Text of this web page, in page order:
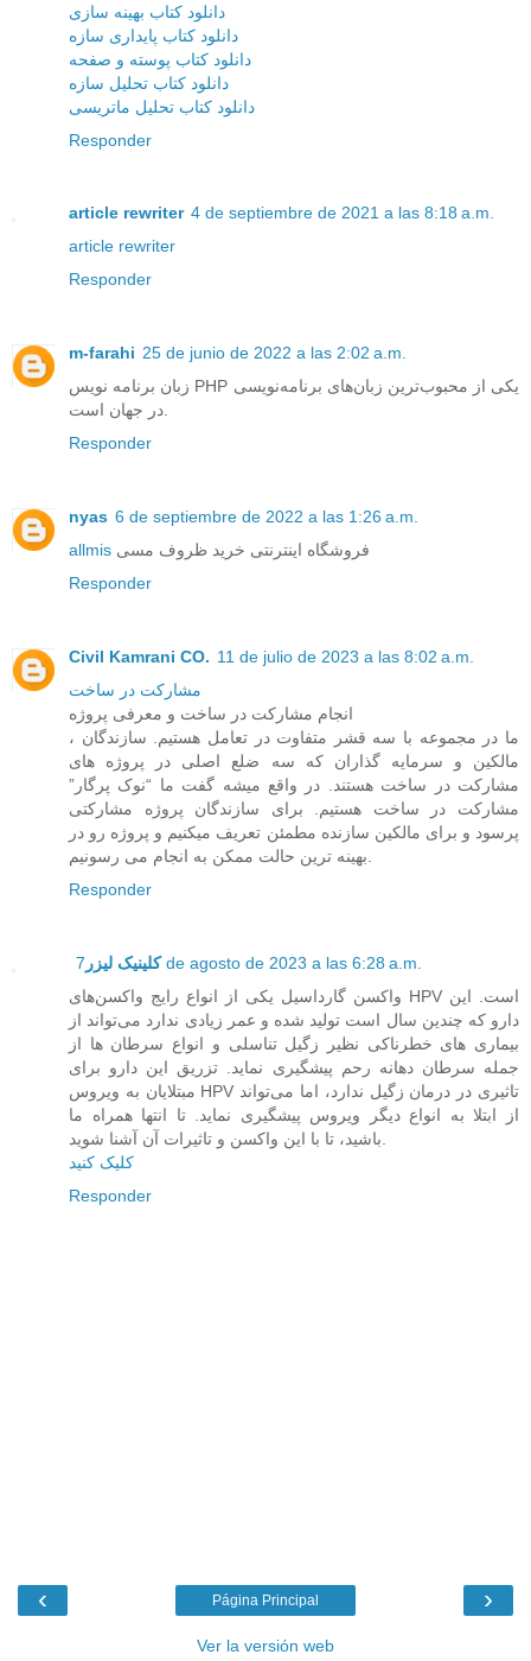
دانلود کتاب بهینه سازی
دانلود کتاب پایداری سازه
دانلود کتاب پوسته و صفحه
دانلود کتاب تحلیل سازه
دانلود کتاب تحلیل ماتریسی
Responder
article rewriter 4 de septiembre de 2021 a las 8:18 a.m.
article rewriter
Responder
m-farahi 25 de junio de 2022 a las 2:02 a.m.
زبان برنامه‌ نویس PHP یکی از محبوب‌ترین زبان‌های برنامه‌نویسی
در جهان است.
Responder
nyas 6 de septiembre de 2022 a las 1:26 a.m.
allmis فروشگاه اینترنتی خرید ظروف مسی
Responder
Civil Kamrani CO. 11 de julio de 2023 a las 8:02 a.m.
مشارکت در ساخت
انجام مشارکت در ساخت و معرفی پروژه
ما در مجموعه با سه قشر متفاوت در تعامل هستیم. سازندگان ،
مالکین و سرمایه گذاران که سه ضلع اصلی در پروژه های
مشارکت در ساخت هستند. در واقع میشه گفت ما “نوک پرگار”
مشارکت در ساخت هستیم. برای سازندگان پروژه مشارکتی
پرسود و برای مالکین سازنده مطمئن تعریف میکنیم و پروژه رو در
بهینه ترین حالت ممکن به انجام می رسونیم.
Responder
کلینیک لیزر7 de agosto de 2023 a las 6:28 a.m.
واکسن گارداسیل یکی از انواع رایج واکسن‌های HPV است. این
دارو که چندین سال است تولید شده و عمر زیادی ندارد می‌تواند از
بیماری های خطرناکی نظیر زگیل تناسلی و انواع سرطان ها از
جمله سرطان دهانه رحم پیشگیری نماید. تزریق این دارو برای
مبتلایان به ویروس HPV تاثیری در درمان زگیل ندارد، اما می‌تواند
از ابتلا به انواع دیگر ویروس پیشگیری نماید. تا انتها همراه ما
باشید، تا با این واکسن و تاثیرات آن آشنا شوید.
کلیک کنید
Responder
‹ ›
Página Principal
Ver la versión web